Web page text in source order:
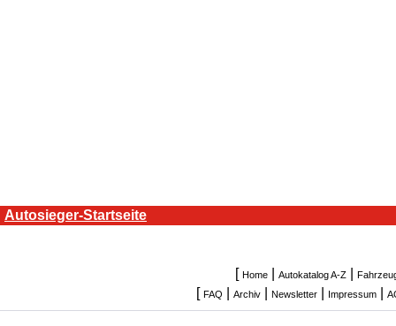
Autosieger-Startseite
[ Home| Autokatalog A-Z|
[ FAQ Archiv Newsletter Impressum